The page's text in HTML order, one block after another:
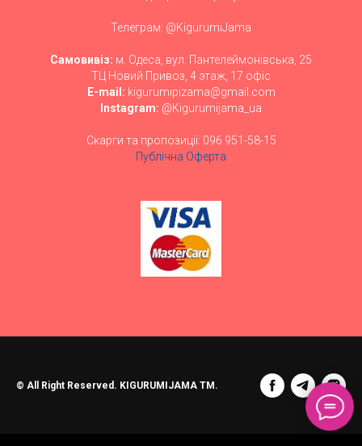
Телеграм: @KigurumiJama
Самовивіз: м. Одеса, вул. Пантелеймонівська, 25
ТЦ Новий Привоз, 4 этаж, 17 офіс
E-mail: kigurumipizama@gmail.com
Instagram: @Kigurumijama_ua
Скарги та пропозиції: 096 951-58-15
Публічна Оферта
© All Right Reserved. KIGURUMIJAMA TM.